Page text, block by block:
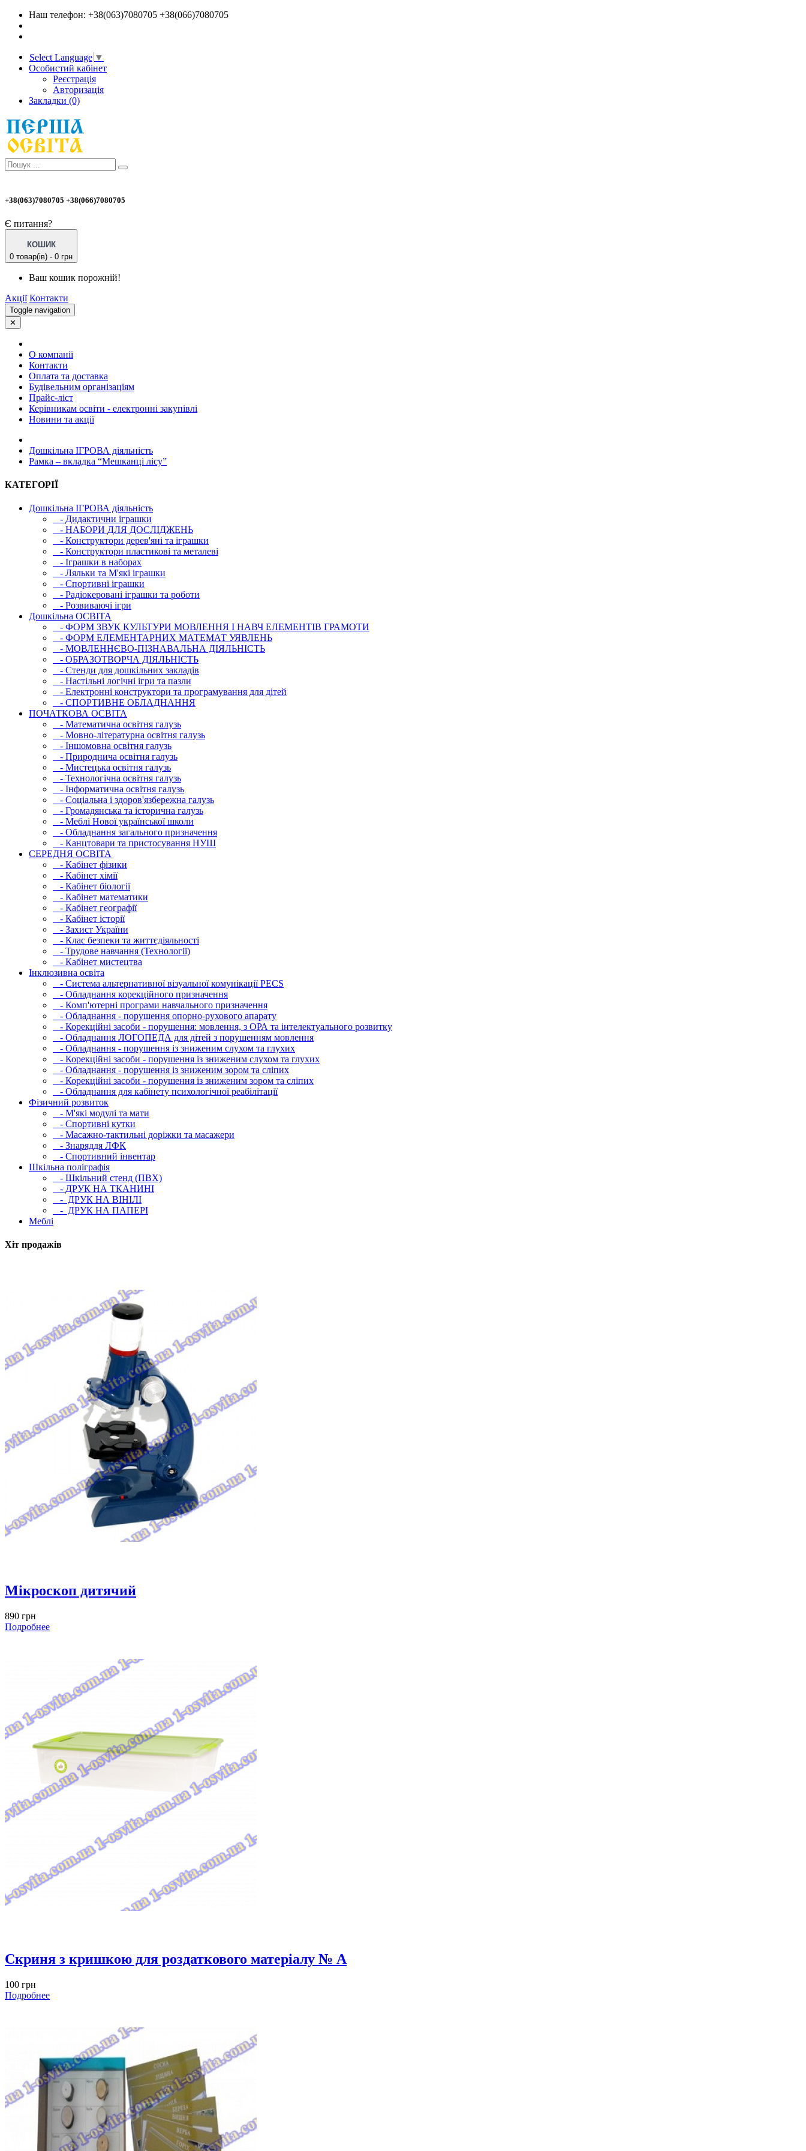
Наш телефон: +38(063)7080705 +38(066)7080705
Select Language ▼
Особистий кабінет
Реєстрація
Авторизація
Закладки (0)
+38(063)7080705 +38(066)7080705
Є питання?
КОШИК
0 товар(ів) - 0 грн
Ваш кошик порожній!
Акції Контакти
Toggle navigation
✕
О компанії
Контакти
Оплата та доставка
Будівельним організаціям
Прайс-ліст
Керівникам освіти - електронні закупівлі
Новини та акції
Дошкільна ІГРОВА діяльність
Рамка – вкладка “Мешканці лісу”
КАТЕГОРІЇ
Дошкільна ІГРОВА діяльність
- Дидактични іграшки
- НАБОРИ ДЛЯ ДОСЛІДЖЕНЬ
- Конструктори дерев'яні та іграшки
- Конструктори пластикові та металеві
- Іграшки в наборах
- Ляльки та М'які іграшки
- Спортивні іграшки
- Радіокеровані іграшки та роботи
- Розвиваючі ігри
Дошкільна ОСВIТА
- ФОРМ ЗВУК КУЛЬТУРИ МОВЛЕННЯ І НАВЧ ЕЛЕМЕНТІВ ГРАМОТИ
- ФОРМ ЕЛЕМЕНТАРНИХ МАТЕМАТ УЯВЛЕНЬ
- МОВЛЕННЄВО-ПІЗНАВАЛЬНА ДІЯЛЬНІСТЬ
- ОБРАЗОТВОРЧА ДІЯЛЬНІСТЬ
- Стенди для дошкільних закладів
- Настільні логічні ігри та пазли
- Електронні конструктори та програмування для дітей
- СПОРТИВНЕ ОБЛАДНАННЯ
ПОЧАТКОВА ОСВIТА
- Математична освітня галузь
- Мовно-літературна освітня галузь
- Iншомовна освітня галузь
- Природнича освітня галузь
- Мистецька освітня галузь
- Технологічна освітня галузь
- Інфopматична освітня галузь
- Соціальна і здоров'язбережна галузь
- Громадянська та історична галузь
- Меблі Нової української школи
- Обладнання загального призначення
- Канцтовари та пристосування НУШ
СЕРЕДНЯ ОСВIТА
- Кабінет фізики
- Кабінет хімії
- Кабінет біології
- Кабінет математики
- Кабінет географії
- Кабінет історії
- Захист України
- Клас безпеки та життєдіяльності
- Трудове навчання (Технології)
- Кабінет мистецтва
Інклюзивна освіта
- Система альтернативної візуальної комунікації PECS
- Обладнання корекційного призначення
- Комп'ютерні програми навчального призначення
- Обладнання - порушення опорно-рухового апарату
- Корекційні засоби - порушення: мовлення, з ОРА та інтелектуального розвитку
- Обладнання ЛОГОПЕДА для дітей з порушенням мовлення
- Обладнання - порушення із зниженим слухом та глухих
- Корекційні засоби - порушення із зниженим слухом та глухих
- Обладнання - порушення із зниженим зором та сліпих
- Корекційні засоби - порушення із зниженим зором та сліпих
- Обладнання для кабінету психологічної реабілітації
Фізичний розвиток
- М'які модулi та мати
- Спортивні кутки
- Масажно-тактильні доріжки та масажери
- Знаряддя ЛФК
- Спортивний інвентар
Шкільна поліграфія
- Шкільний стенд (ПВХ)
- ДРУК НА ТКАНИНІ
- ДРУК НА ВІНІЛІ
- ДРУК НА ПАПЕРІ
Меблі
Хіт продажів
Мікроскоп дитячий
890 грн
Подробнее
Скриня з кришкою для роздаткового матеріалу № A
100 грн
Подробнее